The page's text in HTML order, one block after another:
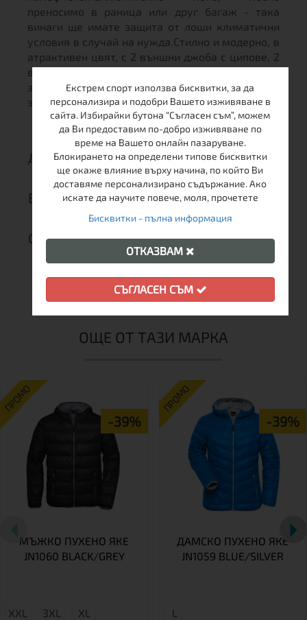
преносимо в раница или друг багаж - така
винаги ще имате защита от лоши климатични
условия в случай на нужда.Стилно и модерно, в
атрактивен цвят, с 2 външни джоба с ципове, 2
вътрешни джоба, с качулка елека е подходящо
за туризъм, разходки сред природата, както и
за ежедневието в града.
ДОСТАВКА
ВРЪЩАНЕ
ОТЗИВИ (0)
ОЩЕ ОТ ТАЗИ МАРКА
ПРОМО
-39%
МЪЖКО ПУХЕНО ЯКЕ
JN1060 BLACK/GREY
XXL 3XL XL
ПРОМО
-39%
ДАМСКО ПУХЕНО ЯКЕ
JN1059 BLUE/SILVER
L
Екстрем спорт използва бисквитки, за да
персонализира и подобри Вашето изживяване в
сайта. Избирайки бутона “Съгласен съм”, можем
да Ви предоставим по-добро изживяване по
време на Вашето онлайн пазаруване.
Блокирането на определени типове бисквитки
ще окаже влияние върху начина, по който Ви
доставяме персонализирано съдържание. Ако
искате да научите повече, моля, прочетете
Бисквитки - пълна информация
ОТКАЗВАМ
СЪГЛАСЕН СЪМ